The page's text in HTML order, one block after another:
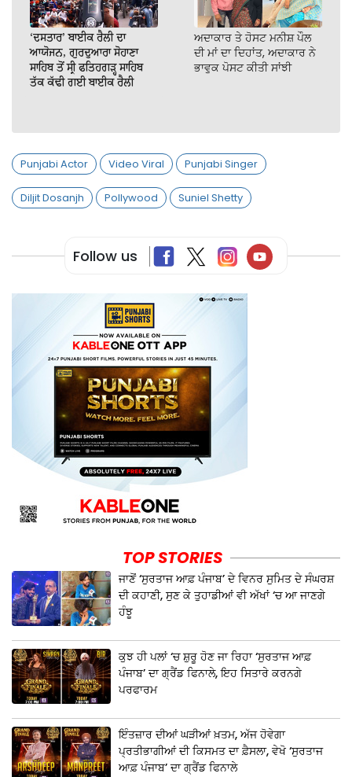
‘ਦਸਤਾਰ’ ਬਾਈਕ ਰੈਲੀ ਦਾ
ਆਯੋਜਨ, ਗੁਰਦੁਆਰਾ ਸੋਹਾਣਾ
ਸਾਹਿਬ ਤੋਂ ਸ੍ਰੀ ਫਤਿਹਗੜ੍ਹ ਸਾਹਿਬ
ਤੱਕ ਕੱਢੀ ਗਈ ਬਾਈਕ ਰੈਲੀ
ਅਦਾਕਾਰ ਤੇ ਹੋਸਟ ਮਨੀਸ਼ ਪੌਲ
ਦੀ ਮਾਂ ਦਾ ਦਿਹਾਂਤ, ਅਦਾਕਾਰ ਨੇ
ਭਾਵੁਕ ਪੋਸਟ ਕੀਤੀ ਸਾਂਝੀ
Punjabi Actor Video Viral Punjabi Singer
Diljit Dosanjh Pollywood Suniel Shetty
Follow us
TOP STORIES
ਜਾਣੋਂ ‘ਸੁਰਤਾਜ ਆਫ਼ ਪੰਜਾਬ’ ਦੇ ਵਿਨਰ ਸੁਮਿਤ ਦੇ ਸੰਘਰਸ਼
ਦੀ ਕਹਾਣੀ, ਸੁਣ ਕੇ ਤੁਹਾਡੀਆਂ ਵੀ ਅੱਖਾਂ ‘ਚ ਆ ਜਾਣਗੇ
ਹੰਝੂ
ਕੁਝ ਹੀ ਪਲਾਂ ‘ਚ ਸ਼ੁਰੂ ਹੋਣ ਜਾ ਰਿਹਾ ‘ਸੁਰਤਾਜ ਆਫ਼
ਪੰਜਾਬ’ ਦਾ ਗ੍ਰੈਂਡ ਫਿਨਾਲੇ, ਇਹ ਸਿਤਾਰੇ ਕਰਨਗੇ
ਪਰਫਾਰਮ
ਇੰਤਜ਼ਾਰ ਦੀਆਂ ਘੜੀਆਂ ਖ਼ਤਮ, ਅੱਜ ਹੋਵੇਗਾ
ਪ੍ਰਤੀਭਾਗੀਆਂ ਦੀ ਕਿਸਮਤ ਦਾ ਫ਼ੈਸਲਾ, ਵੇਖੋ ‘ਸੁਰਤਾਜ
ਆਫ਼ ਪੰਜਾਬ’ ਦਾ ਗ੍ਰੈਂਡ ਫਿਨਾਲੇ